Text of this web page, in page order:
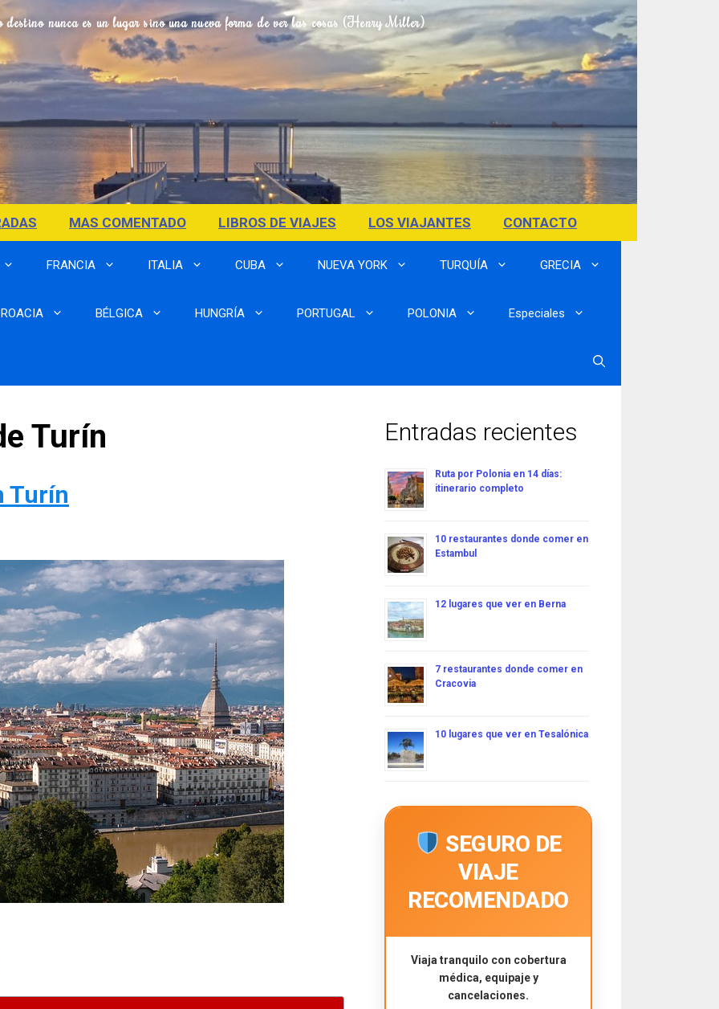
destino nunca es un lugar sino una nueva forma de ver las cosas (Henry Miller)
MAS COMENTADO LIBROS DE VIAJES LOS VIAJANTES CONTACTO
FRANCIA ITALIA CUBA NUEVA YORK TURQUÍA GRECIA
BÉLGICA HUNGRÍA PORTUGAL POLONIA Especiales
Turín
Turín
Entradas recientes
Ruta por Polonia en 14 días:
itinerario completo
10 restaurantes donde comer en
Estambul
12 lugares que ver en Berna
7 restaurantes donde comer en
Cracovia
10 lugares que ver en Tesalónica
SEGURO DE
VIAJE
RECOMENDADO
Viaja tranquilo con cobertura
médica, equipaje y
cancelaciones.